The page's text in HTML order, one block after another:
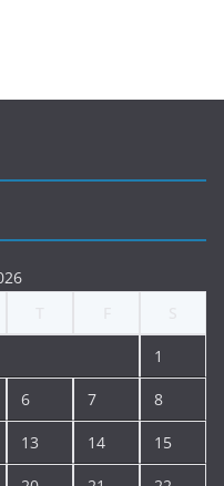
1
6 7 8
13 14 15